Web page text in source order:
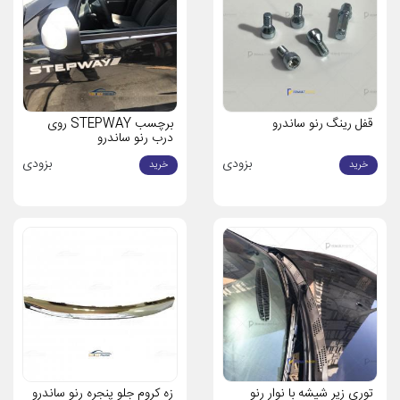
متأسفانه شرایط متغیر نوسانات ارزی و درمجموع اوضاع اقتصادی کشور
سبب شده تا نتوانیم به‌صورت قطعی قیمت دقیقی را برایلوازم یدکی رنو
ساندروتعیین نماییم.
درنتیجه در رابطه باقیمت قطعات اصلی رنو ساندرومی توانید به هرکدام
از محصولات مورد نظر خود مراجعه کنید و قیمت اصلی آن را در سایت ما
مشاهده کنید.
پیش ازورود به موضوع لوازم یدکی رنو ساندرو ،بهتر است تا با مشخصات
این ماشین آشنا شویم . نسخه اولیه تولیدشده این خودرو در سال 2007
همان‌طور که در ابتدا اشاره کردیم، این خودرو پس از برجام توسط پارس
خودرو وارد ایران شد. امروزه نیز علاوه بر ایران، در کشورهای دیگری مانند
برزیل، مکزیک، روسیه ، آفریقای جنوبی ، مصر و... نیز با همین نام عرضه
می شود . در کشورهای نامبرده شده نیز توانست طرفداران خود را پیدا
کند.
بیشتر بخوانید : مشخصات ساندرو استپ وی
محور محرک این خودرو دیفرانسیل های جلوی آن می باشد.رنو ساندرو به
قفل رینگ رنو ساندرو
خرید بزودی
برچسب STEPWAY روی
درب رنو ساندرو
خرید بزودی
توری زیر شیشه با نوار رنو زه کروم جلو پنجره رنو ساندرو